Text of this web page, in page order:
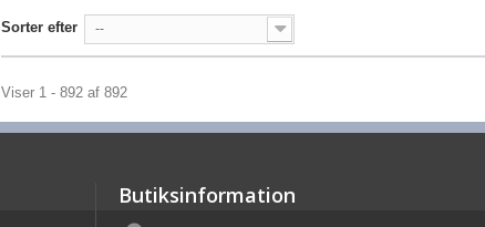
Sorter efter --
Viser 1 - 892 af 892
Butiksinformation